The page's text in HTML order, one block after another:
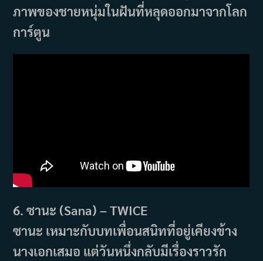
ภาพของชายหนุ่มในฝันที่หลุดออกมาจากโลก
การ์ตูน
6. ซานะ (Sana) – TWICE
ซานะ เหมาะกับบทเพื่อนสนิทที่อยู่เคียงข้าง
นางเอกเสมอ แต่วันหนึ่งกลับมีเรื่องราวรัก